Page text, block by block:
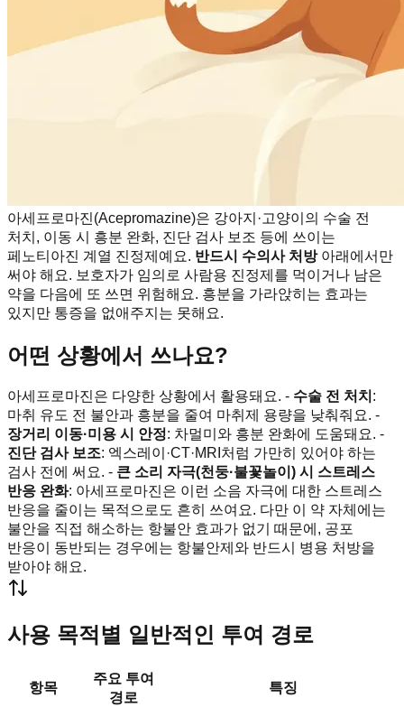
아세프로마진(Acepromazine)은 강아지·고양이의 수술 전
처치, 이동 시 흥분 완화, 진단 검사 보조 등에 쓰이는
페노티아진 계열 진정제예요. 반드시 수의사 처방아래에서만
써야 해요. 보호자가 임의로 사람용 진정제를 먹이거나 남은
약을 다음에 또 쓰면 위험해요. 흥분을 가라앉히는 효과는
있지만 통증을 없애주지는 못해요.
어떤 상황에서 쓰나요?
아세프로마진은 다양한 상황에서 활용돼요. - 수술 전 처치 :
마취 유도 전 불안과 흥분을 줄여 마취제 용량을 낮춰줘요. -
장거리 이동·미용 시 안정: 차멀미와 흥분 완화에 도움돼요. -
진단 검사 보조: 엑스레이·CT·MRI처럼 가만히 있어야 하는
검사 전에 써요. - 큰 소리 자극(천둥·불꽃놀이) 시 스트레스
반응 완화: 아세프로마진은 이런 소음 자극에 대한 스트레스
반응을 줄이는 목적으로도 흔히 쓰여요. 다만 이 약 자체에는
불안을 직접 해소하는 항불안 효과가 없기 때문에, 공포
반응이 동반되는 경우에는 항불안제와 반드시 병용 처방을
받아야 해요.
사용 목적별 일반적인 투여 경로
항목
주요 투여
경로
특징